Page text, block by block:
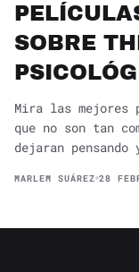
SOBRE
Mira las
que no son tan
dejaran
MARLEM SUÁREZ 28